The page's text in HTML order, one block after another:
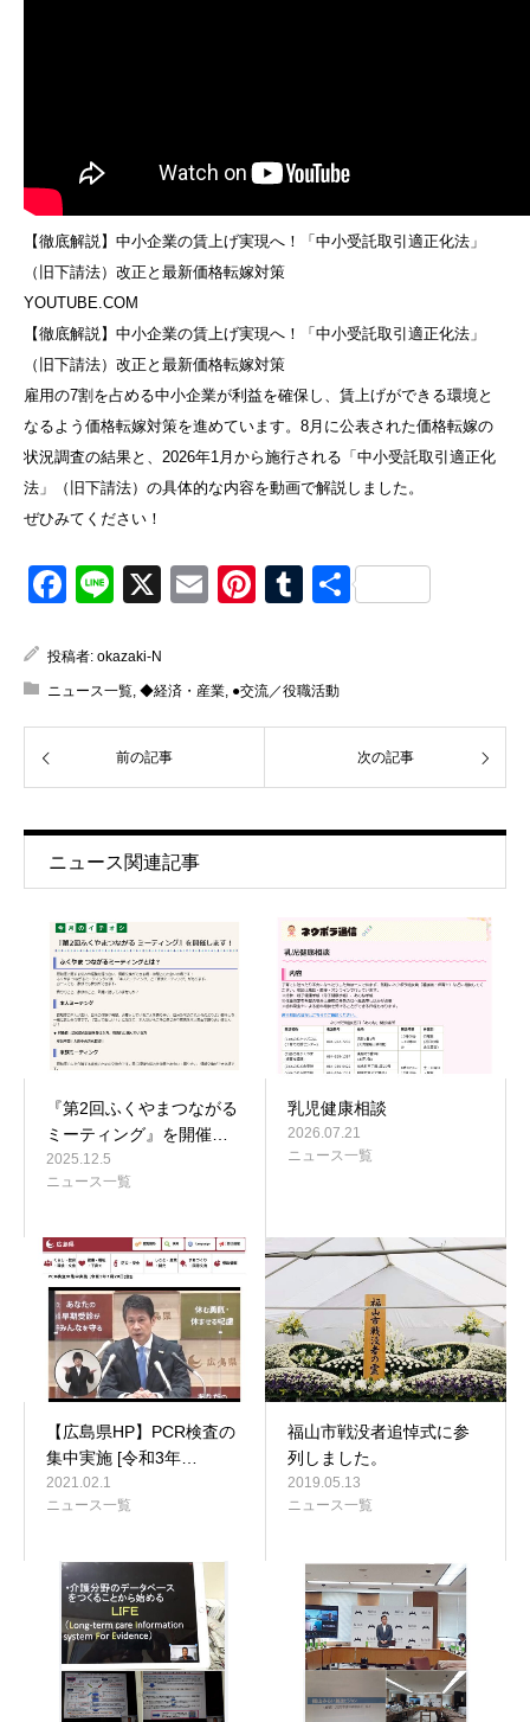
【徹底解説】中小企業の賃上げ実現へ！「中小受託取引適正化法」
（旧下請法）改正と最新価格転嫁対策
YOUTUBE.COM
【徹底解説】中小企業の賃上げ実現へ！「中小受託取引適正化法」
（旧下請法）改正と最新価格転嫁対策
雇用の7割を占める中小企業が利益を確保し、賃上げができる環境と
なるよう価格転嫁対策を進めています。8月に公表された価格転嫁の
状況調査の結果と、2026年1月から施行される「中小受託取引適正化
法」（旧下請法）の具体的な内容を動画で解説しました。
ぜひみてください！
Facebook
Line
X EmailPinterest
Tumblr
共
投稿者: okazaki-N
ニュース一覧 ◆経済・産業 ●交流／役職活動
前の記事 次の記事
ニュース関連記事
『第2回ふくやまつながる
ミーティング』を開催…
2025.12.5
ニュース一覧
乳児健康相談
2026.07.21
ニュース一覧
【広島県HP】PCR検査の
集中実施 [令和3年…
2021.02.1
ニュース一覧
福山市戦没者追悼式に参
列しました。
2019.05.13
ニュース一覧